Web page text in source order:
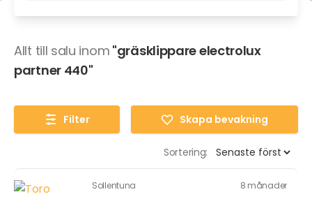
Allt till salu inom "gräsklippare electrolux
partner 440"
Filter Skapa bevakning
Sortering:
Sollentuna 8 månader